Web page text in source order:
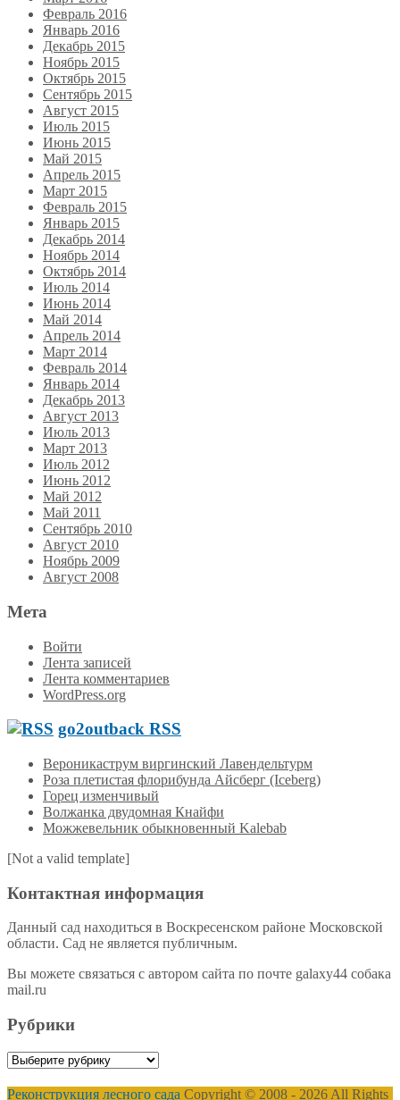
Февраль 2016
Январь 2016
Декабрь 2015
Ноябрь 2015
Октябрь 2015
Сентябрь 2015
Август 2015
Июль 2015
Июнь 2015
Май 2015
Апрель 2015
Март 2015
Февраль 2015
Январь 2015
Декабрь 2014
Ноябрь 2014
Октябрь 2014
Июль 2014
Июнь 2014
Май 2014
Апрель 2014
Март 2014
Февраль 2014
Январь 2014
Декабрь 2013
Август 2013
Июль 2013
Март 2013
Июль 2012
Июнь 2012
Май 2012
Май 2011
Сентябрь 2010
Август 2010
Ноябрь 2009
Август 2008
Мета
Войти
Лента записей
Лента комментариев
WordPress.org
go2outback RSS
Вероникаструм виргинский Лавендельтурм
Роза плетистая флорибунда Айсберг (Iceberg)
Горец изменчивый
Волжанка двудомная Кнайфи
Можжевельник обыкновенный Kalebab
[Not a valid template]
Контактная информация
Данный сад находиться в Воскресенском районе Московской
области. Сад не является публичным.
Вы можете связаться с автором сайта по почте galaxy44 собака
mail.ru
Рубрики
Рубрики
Реконструкция лесного сада Copyright © 2008 - 2026 All Rights